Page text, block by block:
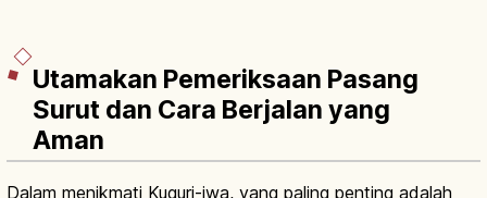
Utamakan Pemeriksaan Pasang
Surut dan Cara Berjalan yang
Aman
Dalam menikmati Kuguri-iwa, yang paling penting adalah